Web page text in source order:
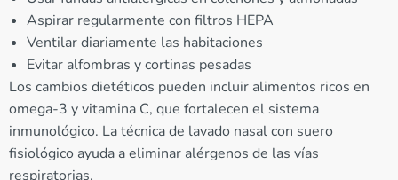
Aspirar regularmente con filtros HEPA
Ventilar diariamente las habitaciones
Evitar alfombras y cortinas pesadas
Los cambios dietéticos pueden incluir alimentos ricos en
omega-3 y vitamina C, que fortalecen el sistema
inmunológico. La técnica de lavado nasal con suero
fisiológico ayuda a eliminar alérgenos de las vías
respiratorias.